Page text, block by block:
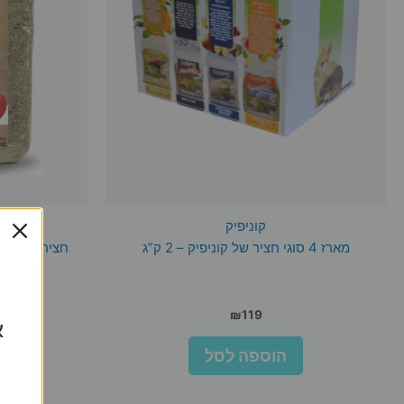
קוניפיק
מארז 4 סוגי חציר של קוניפיק – 2 ק”ג
₪119
הוספה לסל
חציר הרים עם